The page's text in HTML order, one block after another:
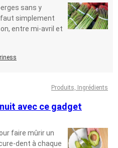
sans y
simplement
entre mi-avril et
Produits, Ingrédients
avec ce gadget
faire mûrir un
dent à chaque